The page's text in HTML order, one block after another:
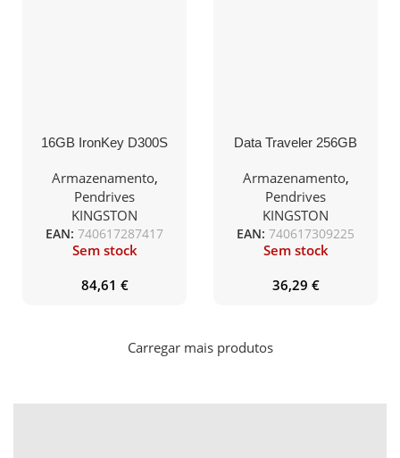
16GB IronKey D300S
USB Drive
Armazenamento,
Pendrives
KINGSTON
EAN: 740617287417
Sem stock
84,61 €
Data Traveler 256GB
Armazenamento,
Pendrives
KINGSTON
EAN: 740617309225
Sem stock
36,29 €
Carregar mais produtos